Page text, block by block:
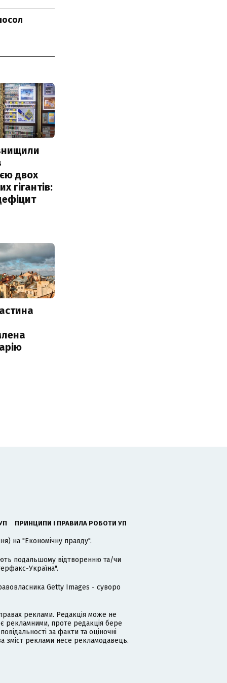
двох
гігантів:
ПРИНЦИПИ І ПРАВИЛА РОБОТИ УП
на "Економічну правду".
подальшому відтворенню та/чи
Україна".
Getty Images - суворо
реклами. Редакція може не
рекламними, проте редакція бере
за факти та оціночні
зміст реклами несе рекламодавець.